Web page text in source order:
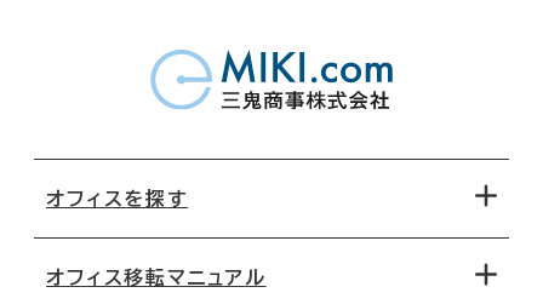
オフィスを探す
オフィス移転マニュアル